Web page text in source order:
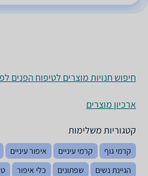
חיפוש חנויות מוצרים לטיפוח הפנים
ארכיון מוצרים
קטגוריות משלימות
קרמי גוף קרמי עיניים איפור עיניים
הגיינת נשים
שפתונים כלי איפור